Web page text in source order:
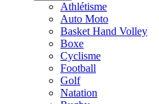
Athlétisme
Auto Moto
Basket Hand Volley
Boxe
Cyclisme
Football
Golf
Natation